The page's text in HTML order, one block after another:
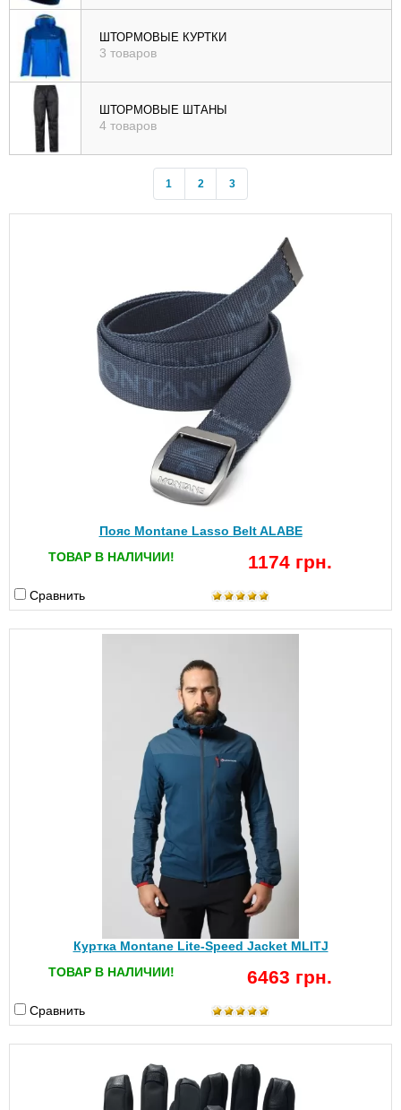
ШТОРМОВЫЕ КУРТКИ
3 товаров
ШТОРМОВЫЕ ШТАНЫ
4 товаров
1 2 3
Пояс Montane Lasso Belt ALABE
ТОВАР В НАЛИЧИИ!
1174 грн.
Сравнить
Куртка Montane Lite-Speed Jacket MLITJ
ТОВАР В НАЛИЧИИ!
6463 грн.
Сравнить